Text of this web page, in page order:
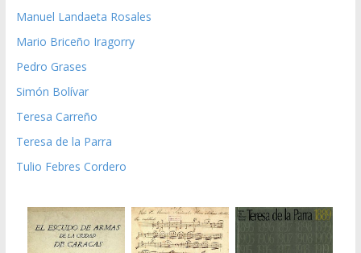
Manuel Landaeta Rosales
Mario Briceño Iragorry
Pedro Grases
Simón Bolívar
Teresa Carreño
Teresa de la Parra
Tulio Febres Cordero